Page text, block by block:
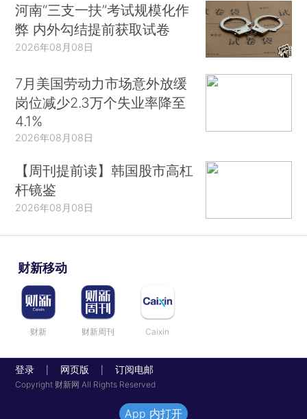
河南“三支一扶”考试规模化作
弊 内外勾结提前获取试卷
2026年08月08日
7月美国劳动力市场意外放缓
岗位减少2.3万个失业率降至
4.1%
2026年08月08日
【周刊提前读】韩国股市高杠
杆镜鉴
2026年08月08日
财新移动
财新 财新周刊 Caixin
登录 网页版 订阅电邮
Copyright 财新网 All Rights Reserved
App 内打开